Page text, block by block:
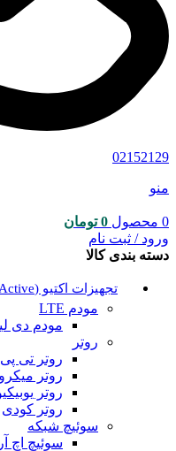
02152129
منو
0 محصول 0 تومان
ورود / ثبت نام
دسته بندی کالا
تجهیزات اکتیو (Active)
مودم LTE
مودم دی
روتر
روتر تی
روتر
روتر
روتر کودی
سوئیچ شبکه
سوئیچ اچ